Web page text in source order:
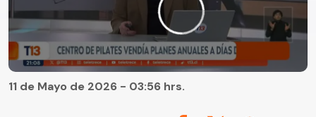
11 de Mayo de 2026 - 03:56 hrs.